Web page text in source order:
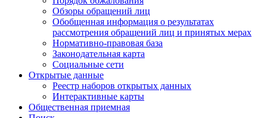
Обзоры обращений лиц
Обобщенная информация о результатах
рассмотрения обращений лиц и принятых мерах
Нормативно-правовая база
Законодательная карта
Социальные сети
Открытые данные
Реестр наборов открытых данных
Интерактивные карты
Общественная приемная